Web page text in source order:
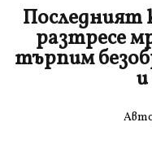
Последният
разтресе
търпим